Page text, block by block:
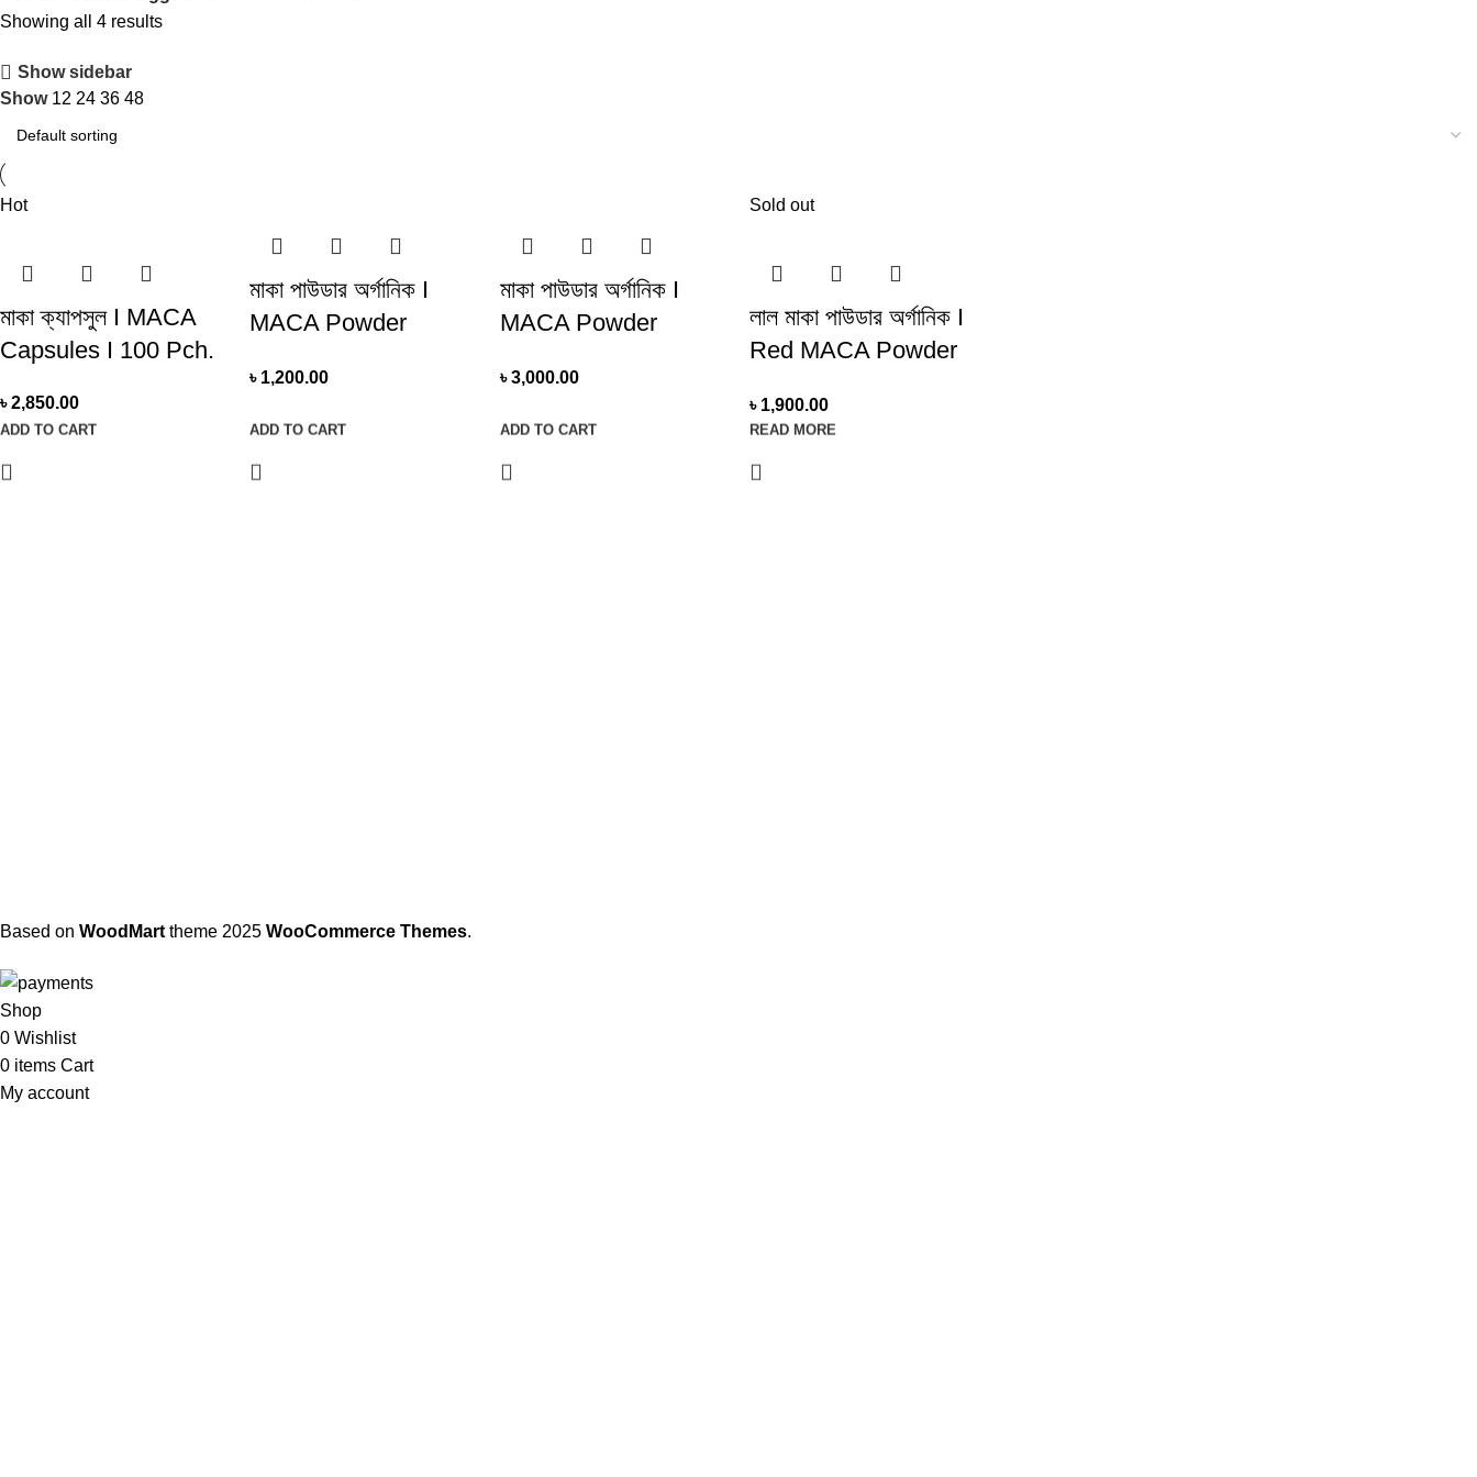
Showing all 4 results
Show sidebar
Show 12 24 36 48
Hot
ADD TO CART
মাকা ক্যাপসুল I MACA
Capsules I 100 Pch.
৳2,850.00
ADD TO CART
মাকা পাউডার অর্গানিক I
MACA Powder
৳ 1,200.00
ADD TO CART
মাকা পাউডার অর্গানিক I
MACA Powder
৳3,000.00
Sold out
READ MORE
লাল মাকা পাউডার অর্গানিক I
Red MACA Powder
৳ 1,900.00
Based on WoodMart theme 2025 WooCommerce Themes.
Shop
0 Wishlist
0 items Cart
My account